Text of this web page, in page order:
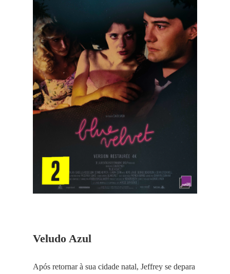
Veludo Azul
Após retornar à sua cidade natal, Jeffrey se depara